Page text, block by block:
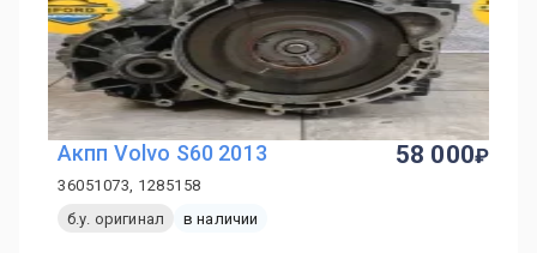
Акпп Volvo S60 2013
36051073, 1285158
б.у. оригинал
в наличии
58 000